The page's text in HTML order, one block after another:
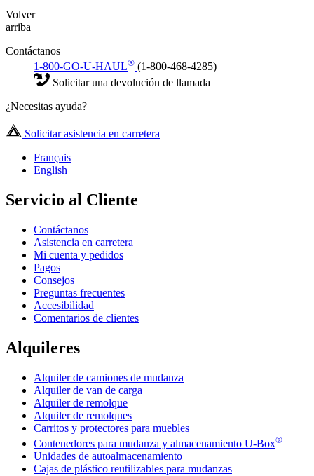
Volver
arriba
Contáctanos
1-800-GO-U-HAUL® (1-800-468-4285)
Solicitar una devolución de llamada
¿Necesitas ayuda?
Solicitar asistencia en carretera
Français
English
Servicio al Cliente
Contáctanos
Asistencia en carretera
Mi cuenta y pedidos
Pagos
Consejos
Preguntas frecuentes
Accesibilidad
Comentarios de clientes
Alquileres
Alquiler de camiones de mudanza
Alquiler de van de carga
Alquiler de remolque
Alquiler de remolques
Carritos y protectores para muebles
Contenedores para mudanza y almacenamiento U-Box®
Unidades de autoalmacenamiento
Cajas de plástico reutilizables para mudanzas